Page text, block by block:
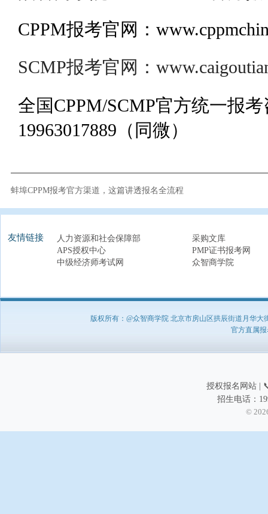
CPPM报考官网：
SCMP报考官网：
全国CPPM/SCMP官方统一报
19963017889（同微）
蚌埠CPPM报考官方渠道，这篇讲透报名全流程
友情链接 人力资源和社会保障部
采购文库
APS授权中心
PMP证书报考网
中级经济师考试网
众智商学院
版权所有：@众智商学院 北京市房山区拱辰街道月华
官方直属报
授权报名网站 |
招生电话：
©